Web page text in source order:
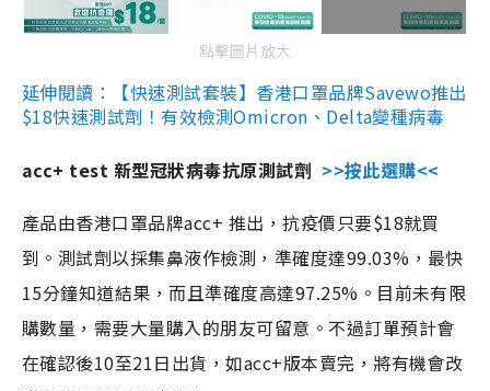
點擊圖片放大
延伸閱讀：【快速測試套裝】香港口罩品牌Savewo推出
$18快速測試劑！有效檢測Omicron、Delta變種病毒
acc+ test 新型冠狀病毒抗原測試劑 >>按此選購<<
產品由香港口罩品牌acc+ 推出，抗疫價只要$18就買
到。測試劑以採集鼻液作檢測，準確度達99.03%，最快
15分鐘知道結果，而且準確度高達97.25%。目前未有限
購數量，需要大量購入的朋友可留意。不過訂單預計會
在確認後10至21日出貨，如acc+版本賣完，將有機會改